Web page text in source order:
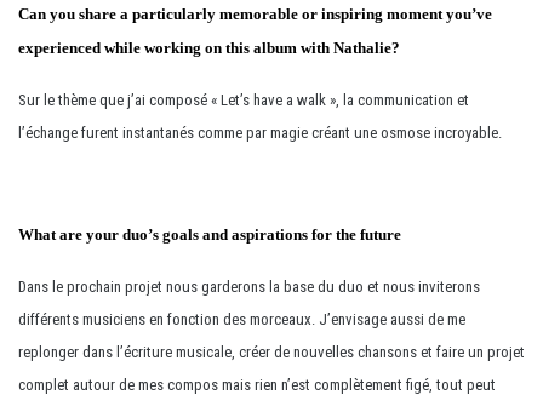
Can you share a particularly memorable or inspiring moment you’ve
experienced while working on this album with Nathalie?
Sur le thème que j’ai composé « Let’s have a walk », la communication et
l’échange furent instantanés comme par magie créant une osmose incroyable.
What are your duo’s goals and aspirations for the future
Dans le prochain projet nous garderons la base du duo et nous inviterons
différents musiciens en fonction des morceaux. J’envisage aussi de me
replonger dans l’écriture musicale, créer de nouvelles chansons et faire un projet
complet autour de mes compos mais rien n’est complètement figé, tout peut